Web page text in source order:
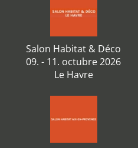
Salon Habitat & Déco
09. - 11. octubre 2026
Le Havre